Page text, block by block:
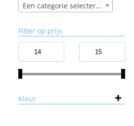
Een categorie selecteren
Filter op prijs
Kleur